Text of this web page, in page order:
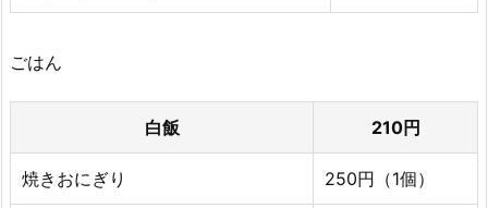
ごはん
白飯 210円
焼きおにぎり 250円（1個）